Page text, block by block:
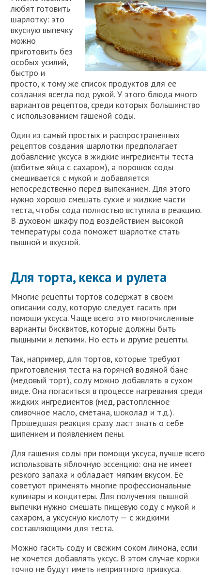
любят готовить
шарлотку: это
вкусную выпечку
можно
приготовить без
особых усилий,
быстро и
просто, к тому же список продуктов для её
создания всегда под рукой. У этого блюда много
вариантов рецептов, среди которых большинство
с использованием гашеной соды.
Один из самый простых и распространенных
рецептов создания шарлотки предполагает
добавление уксуса в жидкие ингредиенты теста
(взбитые яйца с сахаром), а порошок соды
смешивается с мукой и добавляется
непосредственно перед выпеканием. Для этого
нужно хорошо смешать сухие и жидкие части
теста, чтобы сода полностью вступила в реакцию.
В духовом шкафу под воздействием высокой
температуры сода поможет шарлотке стать
пышной и вкусной.
Для торта, кекса и рулета
Многие рецепты тортов содержат в своем
описании соду, которую следует гасить при
помощи уксуса. Чаще всего это многочисленные
варианты бисквитов, которые должны быть
пышными и легкими. Но есть и другие рецепты.
Так, например, для тортов, которые требуют
приготовления теста на горячей водяной бане
(медовый торт), соду можно добавлять в сухом
виде. Она погаситься в процессе нагревания среди
жидких ингредиентов (мед, растопленное
сливочное масло, сметана, шоколад и т.д.).
Прошедшая реакция сразу даст знать о себе
шипением и появлением пены.
Для гашения соды при помощи уксуса, лучше всего
использовать яблочную эссенцию: она не имеет
резкого запаха и обладает мягким вкусом. Её
советуют применять многие профессиональные
кулинары и кондитеры. Для получения пышной
выпечки нужно смешать пищевую соду с мукой и
сахаром, а уксусную кислоту — с жидкими
составляющими для теста.
Можно гасить соду и свежим соком лимона, если
не хочется добавлять уксус. В этом случае коржи
точно не будут иметь неприятного привкуса.